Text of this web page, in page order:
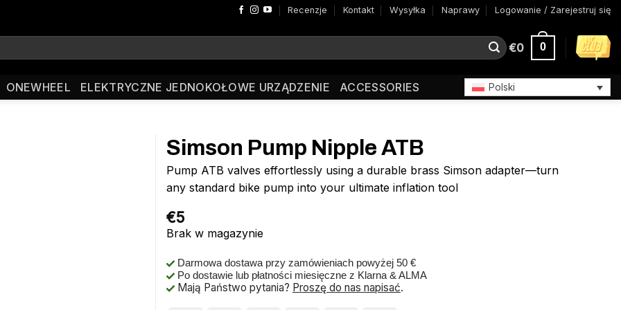
Recenzje Kontakt Wysyłka Naprawy Logowanie / Zarejestruj się
€0 0
ONEWHEEL ELEKTRYCZNE JEDNOKOŁOWE URZĄDZENIE ACCESSORIES Polski
Simson Pump Nipple ATB
Pump ATB valves effortlessly using a durable brass Simson adapter—turn
any standard bike pump into your ultimate inflation tool
€5
Brak w magazynie
Darmowa dostawa przy zamówieniach powyżej 50 €
Po dostawie lub płatności miesięczne z Klarna & ALMA
Mają Państwo pytania? Proszę do nas napisać.